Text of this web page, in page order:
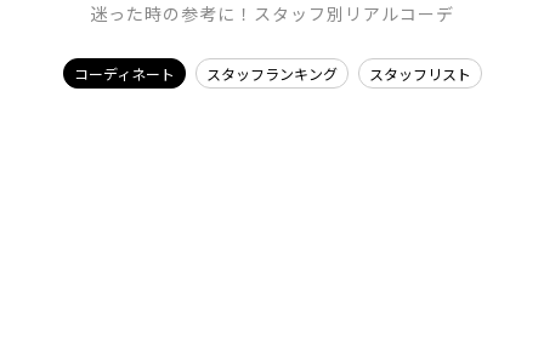
迷った時の参考に！スタッフ別リアルコーデ
コーディネート スタッフランキング スタッフリスト